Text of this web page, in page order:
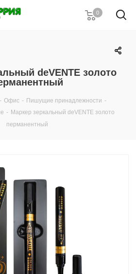
0
deVENTE золото
- Офис - Пишущие принадлежности -
- Маркер зеркальный deVENTE золото
перманентный